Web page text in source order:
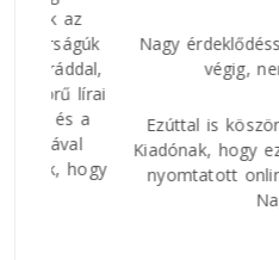
Nagy érdeklődéssel
végig, nemigen
Ezúttal is köszönöm
Kiadónak, hogy ez a
nyomtatott online